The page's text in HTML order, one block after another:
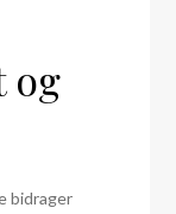
og
bidrager